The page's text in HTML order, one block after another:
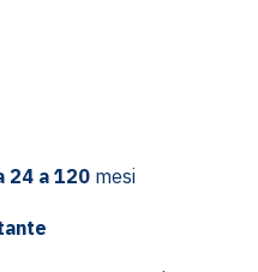
24 a 120 mesi